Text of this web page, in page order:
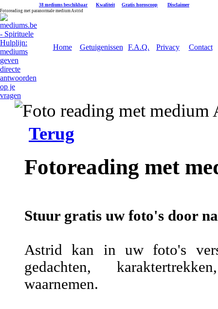
38 mediums beschikbaar Kwaliteit Gratis horoscoop Disclaimer
Fotoreading met paranormale medium Astrid
Home Getuigenissen F.A.Q. Privacy Contact
Terug
Fotoreading met
Stuur gratis uw foto's door
Astrid kan in uw foto's
gedachten,
waarnemen.